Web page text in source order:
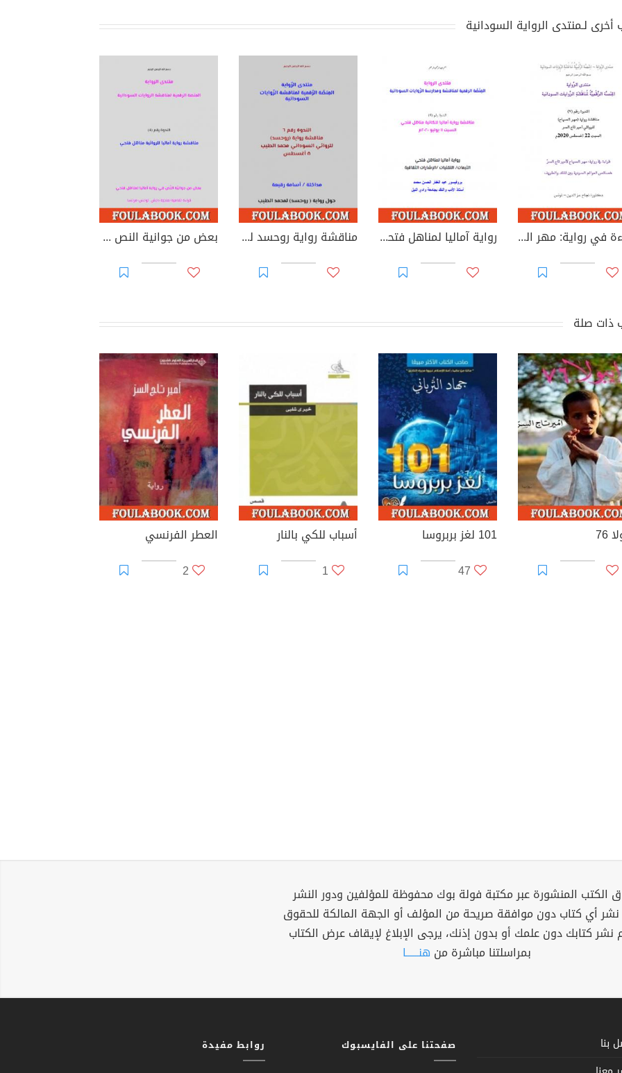
لـمنتدى الرواية السودانية
قراءة في رواية: مهر الصياح لأمير تاج السرّ - خصائص العوالم السردية بين المتلد والطريف رواية آماليا لمناهل فتحي: الثيمات- التقنيات- الإشارات الثقافية - بقلم أ. د عبد الغفار الحسن محمد مناقشة رواية روحسد للروائي السوداني محمد الطيب: مداخلة أسامة رقيعة بعض من جوانية النص في رواية آماليا لمناهل فتحي بقلم فتحية دبش
ذات صلة
76
101 لغز بربروسا
47
أسباب للكي بالنار
1
العطر الفرنسي
2
الكتب المنشورة عبر مكتبة فولة بوك محفوظة للمؤلفين ودور النشر
نشر أي كتاب دون موافقة صريحة من المؤلف أو الجهة المالكة للحقوق
نشر كتابك دون علمك أو بدون إذنك، يرجى الإبلاغ لإيقاف عرض الكتاب
بمراسلتنا مباشرة من هنــــــا
بنا
صفحتنا على الفايسبوك روابط مفيدة